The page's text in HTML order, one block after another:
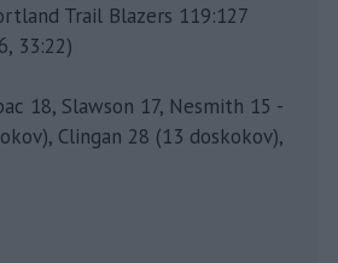
Trail Blazers 119:127
33:22)
18, Slawson 17, Nesmith 15 -
Clingan 28 (13 doskokov),